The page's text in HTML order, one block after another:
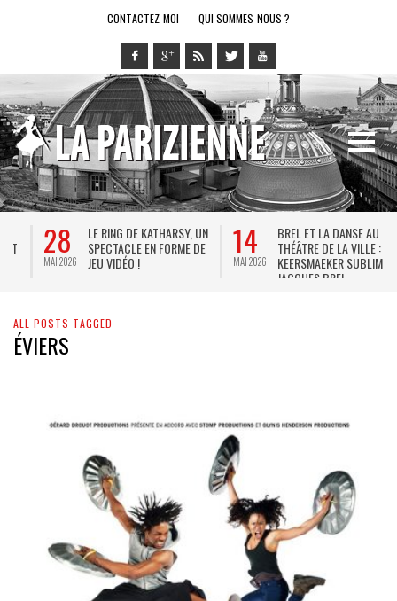
CONTACTEZ-MOI QUI SOMMES-NOUS ?
28
MAI 2026
LE RING DE KATHARSY, UN
SPECTACLE EN FORME DE
JEU VIDÉO !
14
MAI 2026
BREL ET LA DANSE AU
THÉÂTRE DE LA VILLE : DE
KEERSMAEKER SUBLIME
JACQUES BREL
ALL POSTS TAGGED
ÉVIERS